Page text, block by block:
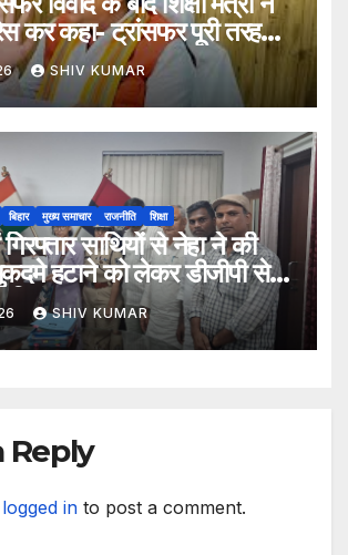
कर कहा- ट्रांसफर पूरी तरह
SHIV KUMAR
बिहार मुख्य समाचार राजनीति शिक्षा
साथियों से नेहा ने की
हटाने को लेकर डीजीपी से
SHIV KUMAR
Reply
logged in to post a comment.